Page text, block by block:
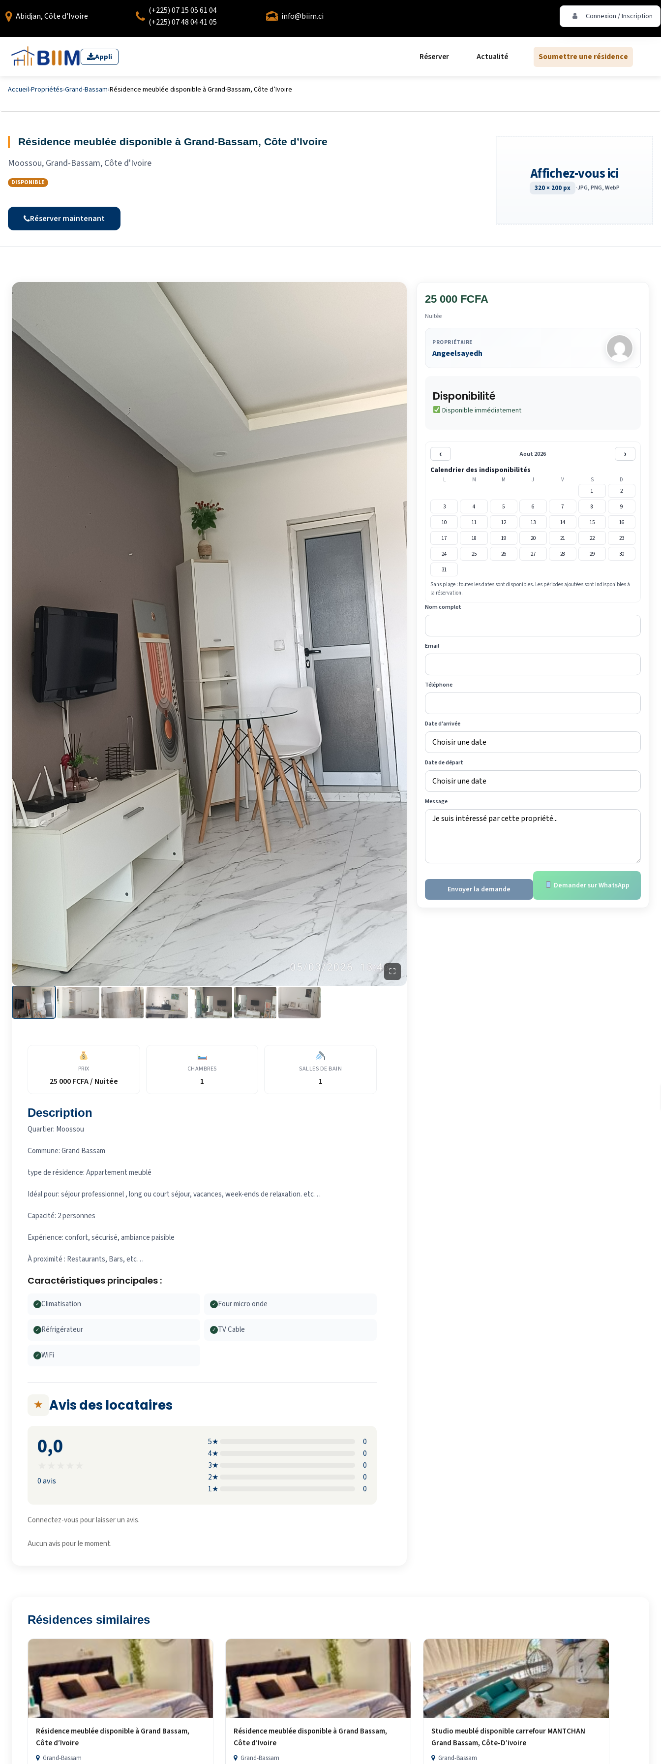
Abidjan, Côte d'Ivoire
(+225) 07 15 05 61 04
(+225) 07 48 04 41 05
info@biim.ci Connexion / Inscription
Appli Réserver Actualité Soumettre une résidence
Accueil›Propriétés›Grand-Bassam›Résidence meublée disponible à Grand-Bassam, Côte d’Ivoire
Résidence meublée disponible à Grand-Bassam, Côte d’Ivoire
Moossou, Grand-Bassam, Côte d'Ivoire
DISPONIBLE
Réserver maintenant
Affichez-vous ici
320 × 200 px ·JPG, PNG, WebP
⛶
PRIX
25 000 FCFA / Nuitée
CHAMBRES
1
SALLES DE BAIN
1
Description
Quartier: Moossou
Commune: Grand Bassam
type de résidence: Appartement meublé
Idéal pour: séjour professionnel , long ou court séjour, vacances, week-ends de relaxation. etc…
Capacité: 2 personnes
Expérience: confort, sécurisé, ambiance paisible
À proximité : Restaurants, Bars, etc…
Caractéristiques principales :
✓ Climatisation ✓ Four micro onde
✓ Réfrigérateur ✓ TV Cable
✓ WiFi
★ Avis des locataires
0,0
0 avis
5★
0
4★
0
3★
0
2★
0
1★
0
Connectez-vous pour laisser un avis.
Aucun avis pour le moment.
25 000 FCFA
Nuitée
PROPRIÉTAIRE
Angeelsayedh
Disponibilité
Disponible immédiatement
‹ Aout 2026 ›
Calendrier des indisponibilités
L M M J V S
D
1
2
3 4 5 6 7 8 9
10 11 12 13 14 15 16
17 18 19 20 21 22 23
24 25 26 27 28 29 30
31
Sans plage : toutes les dates sont disponibles. Les périodes ajoutées sont indisponibles à
la réservation.
Nom complet
Email
Téléphone
Date d’arrivée
Date de départ
Message
Envoyer la demande Demander sur WhatsApp
Résidences similaires
Résidence meublée disponible à Grand Bassam,
Côte d’Ivoire
Grand-Bassam
Résidence meublée disponible à Grand Bassam,
Côte d’Ivoire
Grand-Bassam
Studio meublé disponible carrefour MANTCHAN
Grand Bassam, Côte-D’ivoire
Grand-Bassam